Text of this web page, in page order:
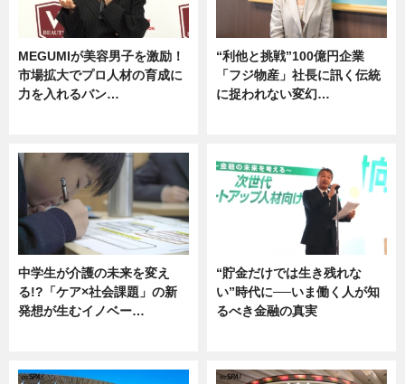
MEGUMIが美容男子を激励！
市場拡大でプロ人材の育成に
力を入れるバン…
“利他と挑戦”100億円企業
「フジ物産」社長に訊く伝統
に捉われない変幻…
中学生が介護の未来を変え
る!?「ケア×社会課題」の新
発想が生むイノベー…
“貯金だけでは生き残れな
い”時代に──いま働く人が知
るべき金融の真実